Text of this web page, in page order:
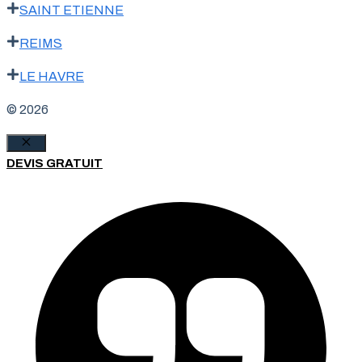
SAINT ETIENNE
REIMS
LE HAVRE
© 2026
Fermer
DEVIS GRATUIT